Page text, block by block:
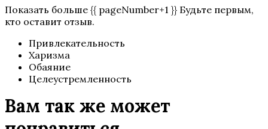
Показать больше {{ pageNumber+1 }} Будьте первым,
кто оставит отзыв.
Привлекательность
Харизма
Обаяние
Целеустремленность
Вам так же может